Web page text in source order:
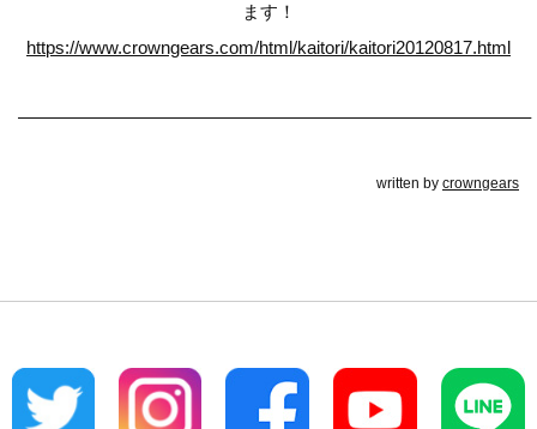
ます！
https://www.crowngears.com/html/kaitori/kaitori20120817.html
————————————————————————————–
written by crowngears